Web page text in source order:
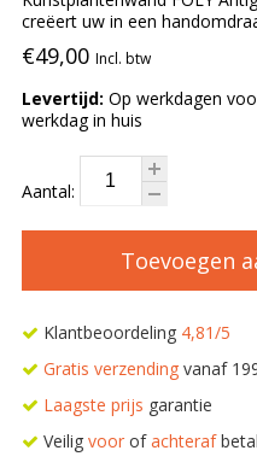
creëert uw in een
€49,00 Incl. btw
Levertijd: Op werkdagen
werkdag in huis
Aantal:
Toevoegen
Klantbeoordeling 4,81/5
Gratis verzendingvanaf
Laagste prijs garantie
Veilig voorofachteraf